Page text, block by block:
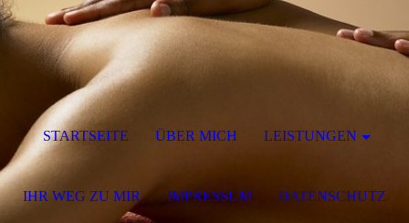
STARTSEITE ÜBER MICH LEISTUNGEN
IHR WEG ZU MIR IMPRESSUM DATENSCHUTZ